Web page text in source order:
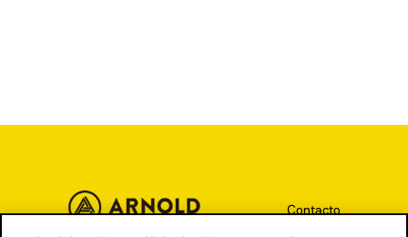
Contacto